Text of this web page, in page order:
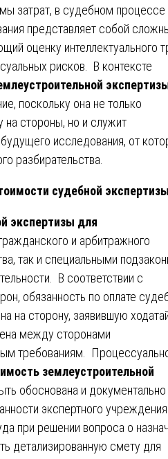
затрат, в судебном процессе
представляет собой
оценку интеллектуального
рисков. В контексте
поскольку она не только
на стороны, но и служит
исследования, от
разбирательства.
судебной экспертизы
экспертизы для
и арбитражного
так и специальными
В соответствии с
обязанность по оплате
на сторону, заявившую
между сторонами
требованиям.
землеустроительной
обоснована и документально
экспертного
при решении вопроса о
детализированную смету для